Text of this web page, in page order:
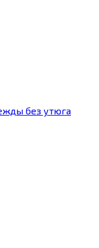
без утюга